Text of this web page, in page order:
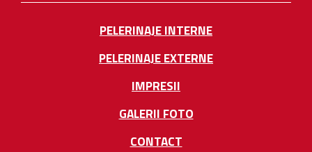
PELERINAJE INTERNE
PELERINAJE EXTERNE
IMPRESII
GALERII FOTO
CONTACT